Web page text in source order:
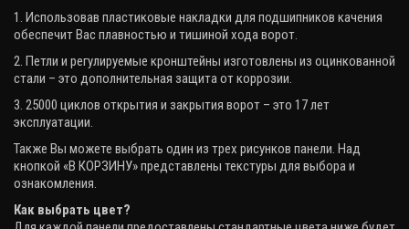
1. Использовав пластиковые накладки для подшипников качения
обеспечит Вас плавностью и тишиной хода ворот.
2. Петли и регулируемые кронштейны изготовлены из оцинкованной
стали – это дополнительная защита от коррозии.
3. 25000 циклов открытия и закрытия ворот – это 17 лет
эксплуатации.
Также Вы можете выбрать один из трех рисунков панели. Над
кнопкой «В КОРЗИНУ» представлены текстуры для выбора и
ознакомления.
Как выбрать цвет?